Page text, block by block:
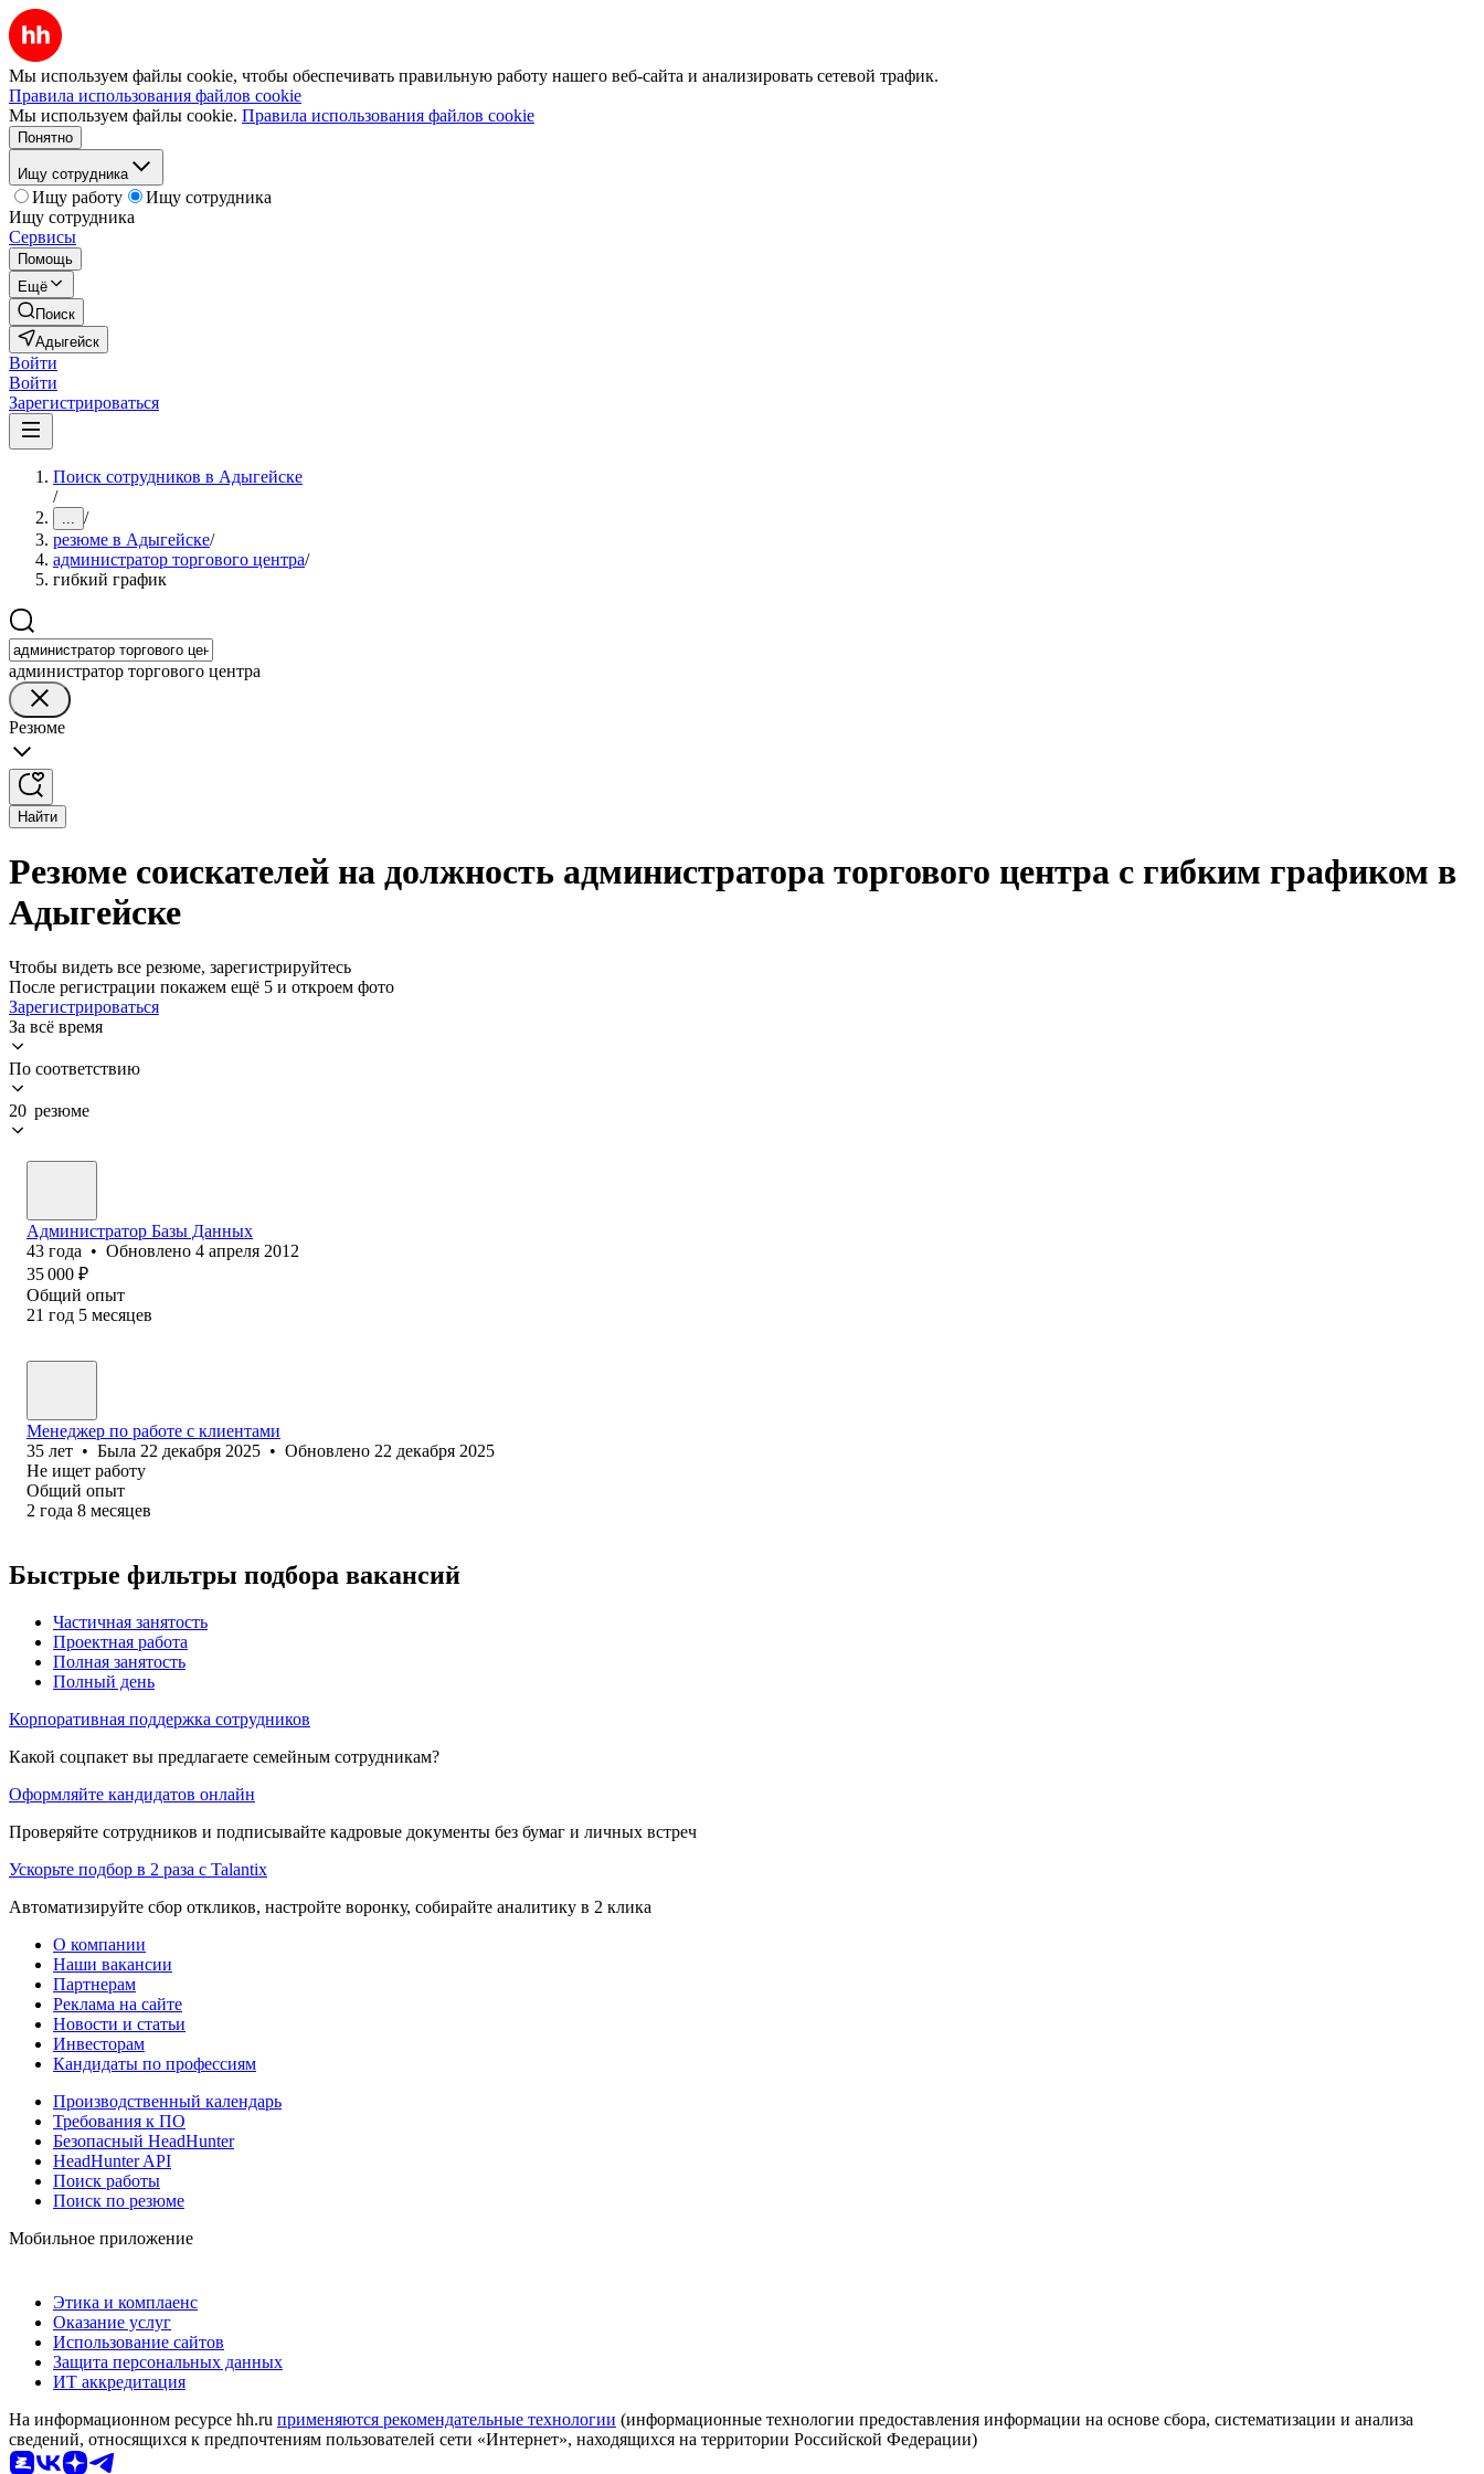
Мы используем файлы cookie, чтобы обеспечивать правильную работу нашего веб-сайта и анализировать сетевой трафик.
Правила использования файлов cookie
Мы используем файлы cookie. Правила использования файлов cookie
Понятно
Ищу сотрудника
Ищу работу
Ищу сотрудника
Ищу сотрудника
Сервисы
Помощь
Ещё
Поиск
Адыгейск
Войти
Войти
Зарегистрироваться
Поиск сотрудников в Адыгейске
/
... /
резюме в Адыгейске/
администратор торгового центра/
гибкий график
администратор торгового центра
Резюме
Найти
Резюме соискателей на должность администратора торгового центра с гибким графиком в
Адыгейске
Чтобы видеть все резюме, зарегистрируйтесь
После регистрации покажем ещё 5 и откроем фото
Зарегистрироваться
За всё время
По соответствию
20 резюме
Администратор Базы Данных
43 года • Обновлено 4 апреля 2012
35 000 ₽
Общий опыт
21 год 5 месяцев
Менеджер по работе с клиентами
35 лет • Была 22 декабря 2025 • Обновлено 22 декабря 2025
Не ищет работу
Общий опыт
2 года 8 месяцев
Быстрые фильтры подбора вакансий
Частичная занятость
Проектная работа
Полная занятость
Полный день
Корпоративная поддержка сотрудников
Какой соцпакет вы предлагаете семейным сотрудникам?
Оформляйте кандидатов онлайн
Проверяйте сотрудников и подписывайте кадровые документы без бумаг и личных встреч
Ускорьте подбор в 2 раза с Talantix
Автоматизируйте сбор откликов, настройте воронку, собирайте аналитику в 2 клика
О компании
Наши вакансии
Партнерам
Реклама на сайте
Новости и статьи
Инвесторам
Кандидаты по профессиям
Производственный календарь
Требования к ПО
Безопасный HeadHunter
HeadHunter API
Поиск работы
Поиск по резюме
Мобильное приложение
Этика и комплаенс
Оказание услуг
Использование сайтов
Защита персональных данных
ИТ аккредитация
На информационном ресурсе hh.ru применяются рекомендательные технологии (информационные технологии предоставления информации на основе сбора, систематизации и анализа
сведений, относящихся к предпочтениям пользователей сети «Интернет», находящихся на территории Российской Федерации)